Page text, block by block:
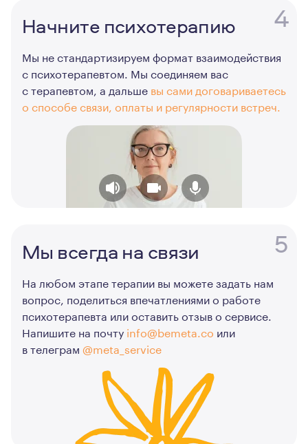
4
Начните психотерапию
Мы не стандартизируем формат взаимодействия
с психотерапевтом. Мы соединяем вас
с терапевтом, а дальше вы сами договариваетесь
о способе связи, оплаты и регулярности встреч.
5
Мы всегда на связи
На любом этапе терапии вы можете задать нам
вопрос, поделиться впечатлениями о работе
психотерапевта или оставить отзыв о сервисе.
Напишите на почту info@bemeta.co или
в телеграм @meta_service